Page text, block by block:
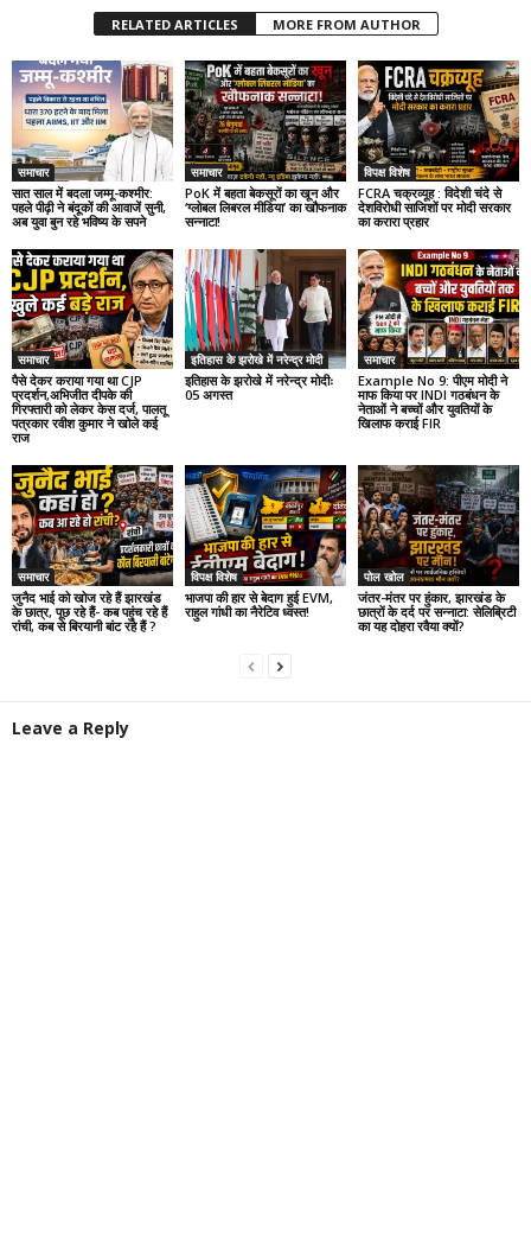
RELATED ARTICLES MORE FROM AUTHOR
समाचार
सात साल में बदला जम्मू-कश्मीर:
पहले पीढ़ी ने बंदूकों की आवाजें सुनी,
अब युवा बुन रहे भविष्य के सपने
समाचार
PoK में बहता बेकसूरों का खून और
‘ग्लोबल लिबरल मीडिया’ का खौफनाक
सन्नाटा!
विपक्ष विशेष
FCRA चक्रव्यूह : विदेशी चंदे से
देशविरोधी साजिशों पर मोदी सरकार
का करारा प्रहार
समाचार
पैसे देकर कराया गया था CJP
प्रदर्शन,अभिजीत दीपके की
गिरफ्तारी को लेकर केस दर्ज, पालतू
पत्रकार रवीश कुमार ने खोले कई
राज
इतिहास के झरोखे में नरेन्द्र मोदी
इतिहास के झरोखे में नरेन्द्र मोदीः
05 अगस्त
समाचार
Example No 9: पीएम मोदी ने
माफ किया पर INDI गठबंधन के
नेताओं ने बच्चों और युवतियों के
खिलाफ कराई FIR
समाचार
जुनैद भाई को खोज रहे हैं झारखंड
के छात्र, पूछ रहे हैं- कब पहुंच रहे हैं
रांची, कब से बिरयानी बांट रहे हैं ?
विपक्ष विशेष
भाजपा की हार से बेदाग हुई EVM,
राहुल गांधी का नैरेटिव ध्वस्त!
पोल खोल
जंतर-मंतर पर हुंकार, झारखंड के
छात्रों के दर्द पर सन्नाटा: सेलिब्रिटी
का यह दोहरा रवैया क्यों?
Leave a Reply